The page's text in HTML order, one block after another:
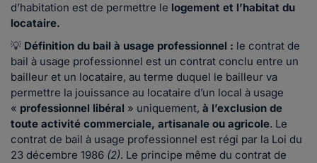
d’habitation est de permettre le logement et l’habitat du
locataire.
💡 Définition du bail à usage professionnel : le contrat de
bail à usage professionnel est un contrat conclu entre un
bailleur et un locataire, au terme duquel le bailleur va
permettre la jouissance au locataire d’un local à usage
« professionnel libéral » uniquement, à l’exclusion de
toute activité commerciale, artisanale ou agricole. Le
contrat de bail à usage professionnel est régi par la Loi du
23 décembre 1986 (2). Le principe même du contrat de